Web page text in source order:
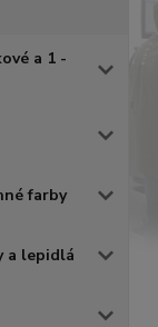
a 1 -
farby
a lepidlá